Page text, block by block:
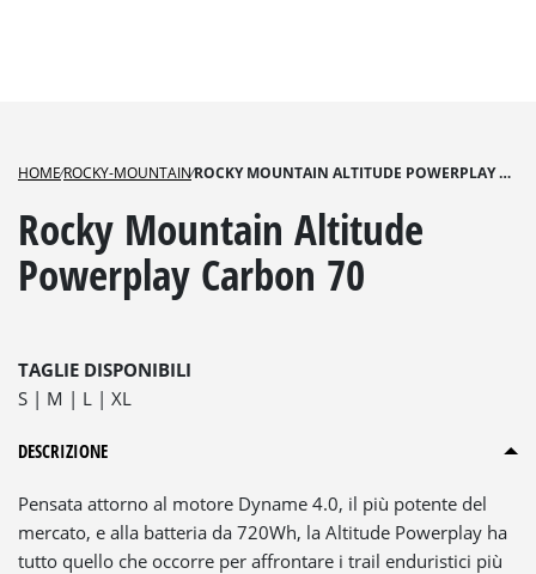
HOME⁄ROCKY-MOUNTAIN⁄ ROCKY MOUNTAIN ALTITUDE POWERPLAY CARBON 70
Rocky Mountain Altitude
Powerplay Carbon 70
TAGLIE DISPONIBILI
S
M L XL
DESCRIZIONE
Pensata attorno al motore Dyname 4.0, il più potente del
mercato, e alla batteria da 720Wh, la Altitude Powerplay ha
tutto quello che occorre per affrontare i trail enduristici più